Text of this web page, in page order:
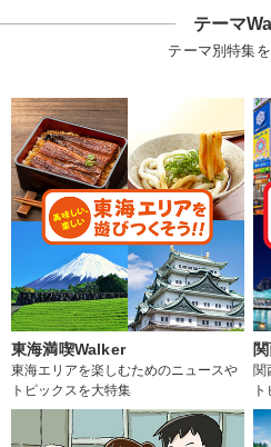
テーマ
テーマ別特集
東海満喫Walker
東海エリアを楽しむためのニュースや
トピックスを大特集
関